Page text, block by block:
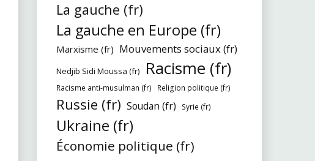
La gauche (fr)
La gauche en Europe (fr)
Marxisme (fr) Mouvements sociaux (fr)
Nedjib Sidi Moussa (fr) Racisme (fr)
Racisme anti-musulman (fr) Religion politique (fr)
Russie (fr) Soudan (fr) Syrie (fr)
Ukraine (fr)
Économie politique (fr)